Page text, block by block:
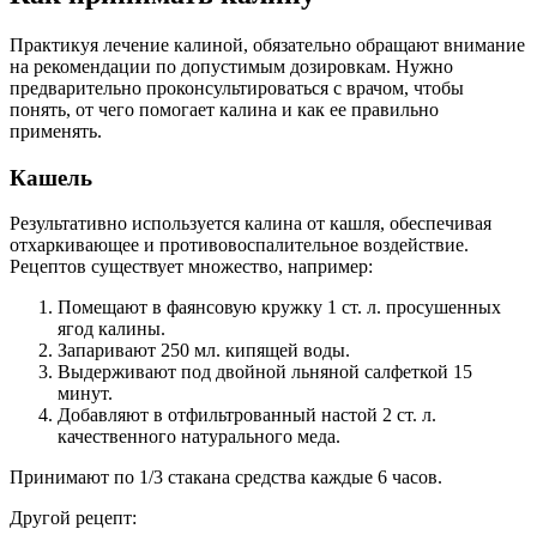
Практикуя лечение калиной, обязательно обращают внимание
на рекомендации по допустимым дозировкам. Нужно
предварительно проконсультироваться с врачом, чтобы
понять, от чего помогает калина и как ее правильно
применять.
Кашель
Результативно используется калина от кашля, обеспечивая
отхаркивающее и противовоспалительное воздействие.
Рецептов существует множество, например:
Помещают в фаянсовую кружку 1 ст. л. просушенных
ягод калины.
Запаривают 250 мл. кипящей воды.
Выдерживают под двойной льняной салфеткой 15
минут.
Добавляют в отфильтрованный настой 2 ст. л.
качественного натурального меда.
Принимают по 1/3 стакана средства каждые 6 часов.
Другой рецепт: